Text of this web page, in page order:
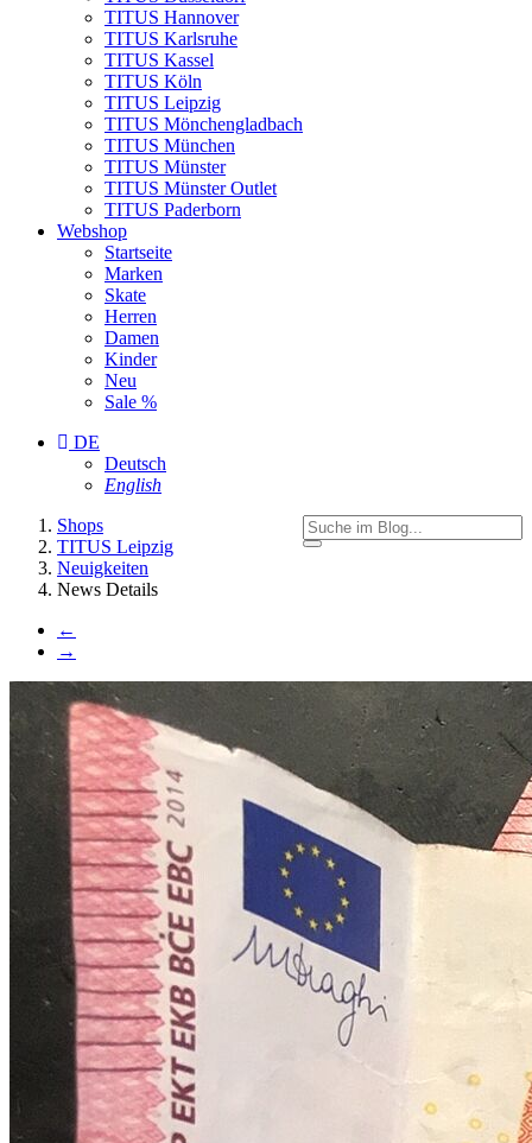
TITUS Hannover
TITUS Karlsruhe
TITUS Kassel
TITUS Köln
TITUS Leipzig
TITUS Mönchengladbach
TITUS München
TITUS Münster
TITUS Münster Outlet
TITUS Paderborn
Webshop
Startseite
Marken
Skate
Herren
Damen
Kinder
Neu
Sale %
DE
Deutsch
English
here:
Shops
TITUS Leipzig
Neuigkeiten
News Details
←
→